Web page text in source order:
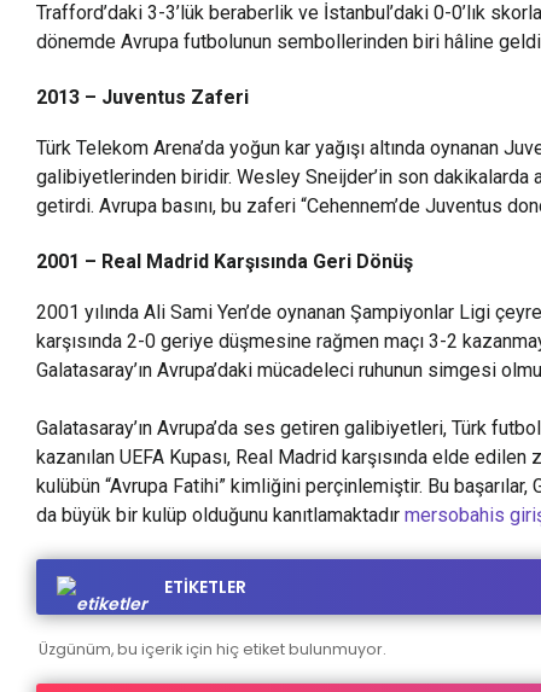
Trafford’daki 3-3’lük beraberlik ve İstanbul’daki 0-0’lık
dönemde Avrupa futbolunun sembollerinden biri hâline
2013 – Juventus Zaferi
Türk Telekom Arena’da yoğun kar yağışı altında oynanan
galibiyetlerinden biridir. Wesley Sneijder’in son dakikalarda
getirdi. Avrupa basını, bu zaferi “Cehennem’de Juventus
2001 – Real Madrid Karşısında Geri Dönüş
2001 yılında Ali Sami Yen’de oynanan Şampiyonlar Ligi
karşısında 2-0 geriye düşmesine rağmen maçı 3-2
Galatasaray’ın Avrupa’daki mücadeleci ruhunun simgesi
Galatasaray’ın Avrupa’da ses getiren galibiyetleri, Türk
kazanılan UEFA Kupası, Real Madrid karşısında elde
kulübün “Avrupa Fatihi” kimliğini perçinlemiştir. Bu başarılar,
da büyük bir kulüp olduğunu kanıtlamaktadır mersobahis
ETİKETLER
Üzgünüm, bu içerik için hiç etiket bulunmuyor.